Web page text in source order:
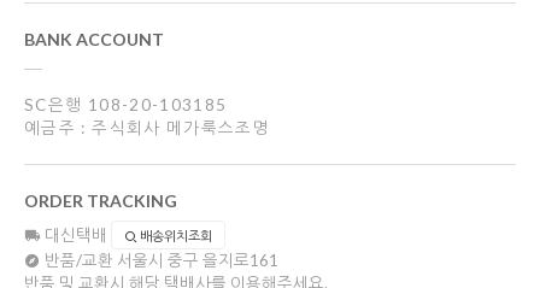
BANK ACCOUNT
SC은행 108-20-103185
예금주 : 주식회사 메가룩스조명
ORDER TRACKING
대신택배 배송위치조회
반품/교환 서울시 중구 을지로161
반품 및 교환시 해당 택배사를 이용해주세요.